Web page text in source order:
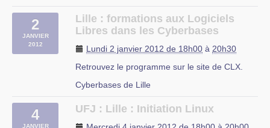
L’UFJ organise des cours d’initiation à Linux
niveau débutant tous les mercredis de 18h à
2012 dans les locaux de (…)
UFJ
rue du Mal-Assis
2
JANVIER
2012
Lille : formations aux Logiciels
Libres dans les Cyberbases
Lundi 2 janvier 2012 de 18h00 à 20h30
Retrouvez le programme sur le site de CLX.
Cyberbases de Lille
4
JANVIER
UFJ : Lille : Initiation Linux